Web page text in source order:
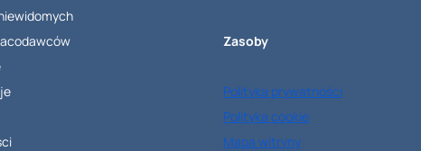
Zasoby
Polityka prywatności
Polityka cookie
Mapa witryny